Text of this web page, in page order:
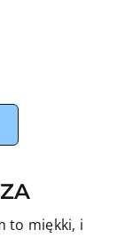
to miękki, i